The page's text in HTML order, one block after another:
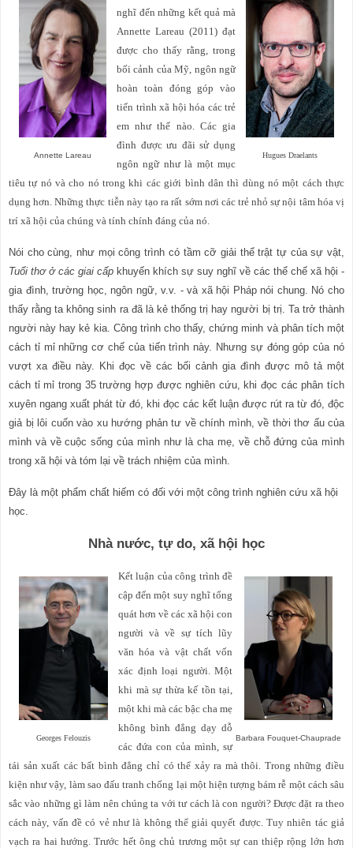
Annette Lareau Hugues Draelants
nghĩ đến những kết quả mà
Annette Lareau (2011) đạt
được cho thấy rằng, trong
bối cảnh của Mỹ, ngôn ngữ
hoàn toàn đóng góp vào
tiến trình xã hội hóa các trẻ
em như thế nào. Các gia
đình được ưu đãi sử dụng
ngôn ngữ như là một mục
tiêu tự nó và cho nó trong khi các giới bình dân thì dùng nó một cách thực
dụng hơn. Những thực tiễn này tạo ra rất sớm nơi các trẻ nhỏ sự nội tâm hóa vị
trí xã hội của chúng và tính chính đáng của nó.
Nói cho cùng, như mọi công trình có tầm cỡ giải thể trật tự của sự vật,
Tuổi thơ ở các giai cấp khuyến khích sự suy nghĩ về các thể chế xã hội -
gia đình, trường học, ngôn ngữ, v.v. - và xã hội Pháp nói chung. Nó cho
thấy rằng ta không sinh ra đã là kẻ thống trị hay người bị trị. Ta trở thành
người này hay kẻ kia. Công trình cho thấy, chứng minh và phân tích một
cách tỉ mỉ những cơ chế của tiến trình này. Nhưng sự đóng góp của nó
vượt xa điều này. Khi đọc về các bối cảnh gia đình được mô tả một
cách tỉ mỉ trong 35 trường hợp được nghiên cứu, khi đọc các phân tích
xuyên ngang xuất phát từ đó, khi đọc các kết luận được rút ra từ đó, độc
giả bị lôi cuốn vào xu hướng phản tư về chính mình, về thời thơ ấu của
mình và về cuộc sống của mình như là cha mẹ, về chỗ đứng của mình
trong xã hội và tóm lại về trách nhiệm của mình.
Đây là một phẩm chất hiếm có đối với một công trình nghiên cứu xã hội
học.
Nhà nước, tự do, xã hội học
Georges Felouzis Barbara Fouquet-Chauprade
Kết luận của công trình đề
cập đến một suy nghĩ tổng
quát hơn về các xã hội con
người và về sự tích lũy
văn hóa và vật chất vốn
xác định loại người. Một
khi mà sự thừa kế tồn tại,
một khi mà các bậc cha mẹ
không bình đẳng dạy dỗ
các đứa con của mình, sự
tái sản xuất các bất bình đẳng chỉ có thể xảy ra mà thôi. Trong những điều
kiện như vậy, làm sao đấu tranh chống lại một hiện tượng bám rễ một cách sâu
sắc vào những gì làm nên chúng ta với tư cách là con người? Được đặt ra theo
cách này, vấn đề có vẻ như là không thể giải quyết được. Tuy nhiên tác giả
vạch ra hai hướng. Trước hết ông chủ trương một sự can thiệp rộng lớn hơn